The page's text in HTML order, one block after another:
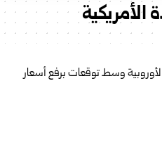
الأمريكية